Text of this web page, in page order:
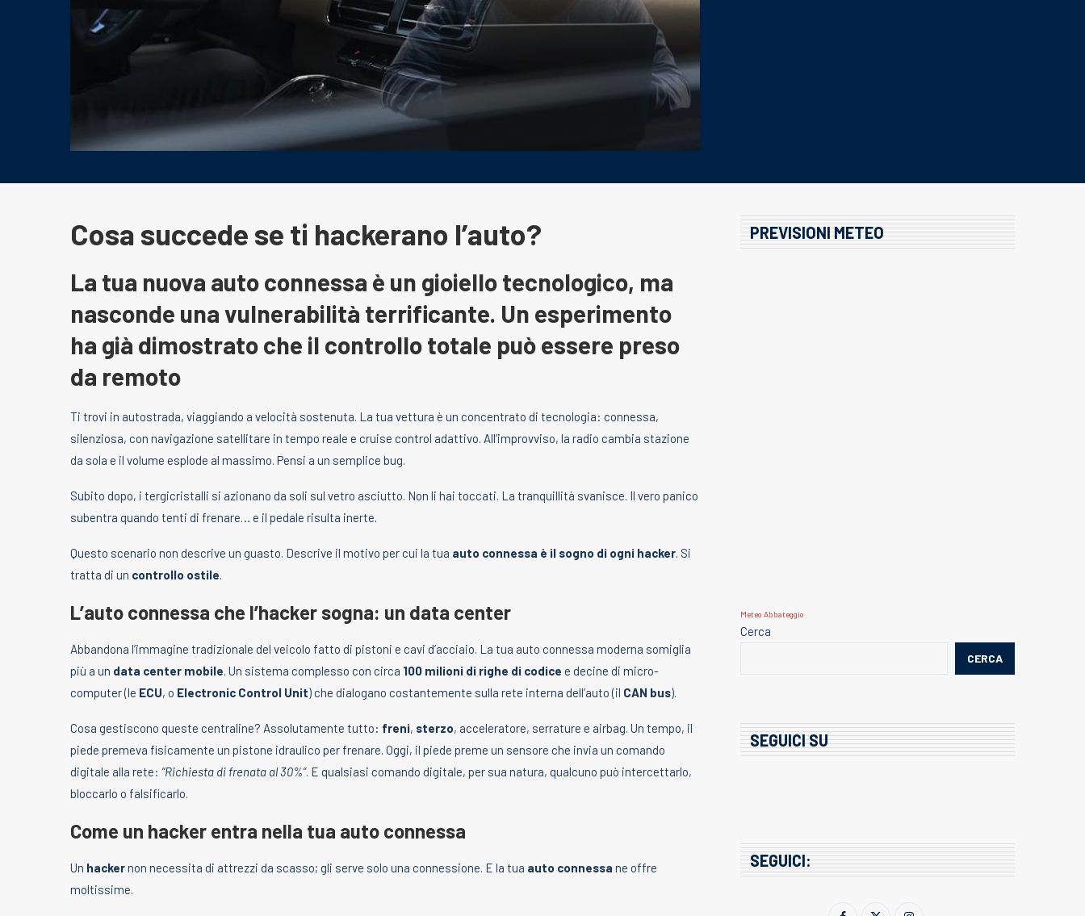
Cosa succede se ti hackerano l’auto?
La tua nuova auto connessa è un gioiello tecnologico, ma
nasconde una vulnerabilità terrificante. Un esperimento
ha già dimostrato che il controllo totale può essere preso
da remoto
Ti trovi in autostrada, viaggiando a velocità sostenuta. La tua vettura è un concentrato di tecnologia: connessa,
silenziosa, con navigazione satellitare in tempo reale e cruise control adattivo. All’improvviso, la radio cambia stazione
da sola e il volume esplode al massimo. Pensi a un semplice bug.
Subito dopo, i tergicristalli si azionano da soli sul vetro asciutto. Non li hai toccati. La tranquillità svanisce. Il vero panico
subentra quando tenti di frenare… e il pedale risulta inerte.
Questo scenario non descrive un guasto. Descrive il motivo per cui la tua auto connessa è il sogno di ogni hacker. Si
tratta di un controllo ostile.
L’auto connessa che l’hacker sogna: un data center
Abbandona l’immagine tradizionale del veicolo fatto di pistoni e cavi d’acciaio. La tua auto connessa moderna somiglia
più a un data center mobile. Un sistema complesso con circa 100 milioni di righe di codice e decine di micro-
computer (le ECU, o Electronic Control Unit) che dialogano costantemente sulla rete interna dell’auto (il CAN bus).
Cosa gestiscono queste centraline? Assolutamente tutto: freni, sterzo, acceleratore, serrature e airbag. Un tempo, il
piede premeva fisicamente un pistone idraulico per frenare. Oggi, il piede preme un sensore che invia un comando
digitale alla rete: “Richiesta di frenata al 30%”. E qualsiasi comando digitale, per sua natura, qualcuno può intercettarlo,
bloccarlo o falsificarlo.
Come un hacker entra nella tua auto connessa
Un hackernon necessita di attrezzi da scasso; gli serve solo una connessione. E la tua auto connessa ne offre
moltissime.
PREVISIONI METEO
Meteo Abbateggio
Cerca
CERCA
SEGUICI SU
SEGUICI: